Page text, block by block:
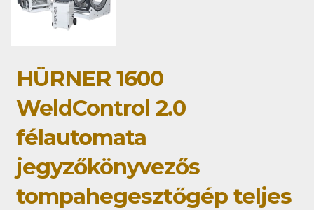
HÜRNER 1600
WeldControl 2.0
félautomata
jegyzőkönyvezős
tompahegesztőgép teljes